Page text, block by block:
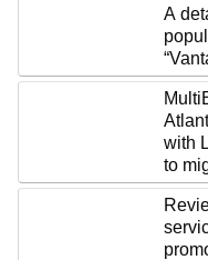
A
with
to